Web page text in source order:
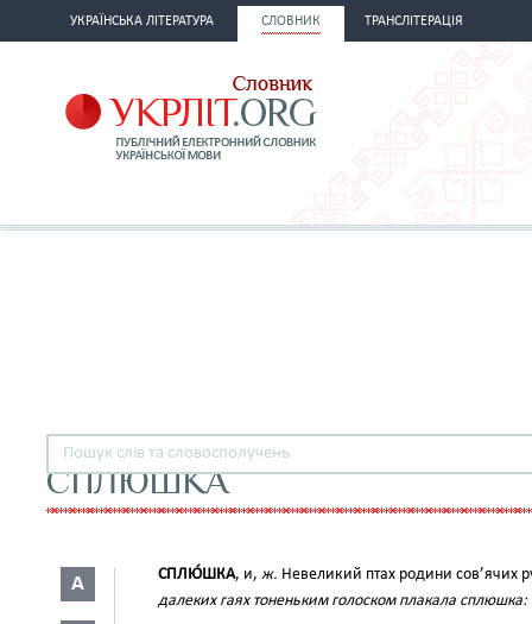
УКРАЇНСЬКА ЛІТЕРАТУРА СЛОВНИК ТРАНСЛІТЕРАЦІЯ
СПЛЮШКА
А СПЛЮ́ШКА, и, ж. Невеликий птах родини сов’ячих
далеких гаях тоненьким голоском плакала